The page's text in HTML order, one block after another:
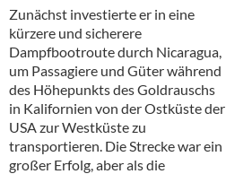
Öle & Küchenartikel
Kaffee
Barzubehör
Equipment
Verpackung
Zunächst investierte er in eine
kürzere und sicherere
Dampfbootroute durch Nicaragua,
um Passagiere und Güter während
des Höhepunkts des Goldrauschs
in Kalifornien von der Ostküste der
USA zur Westküste zu
transportieren. Die Strecke war ein
großer Erfolg, aber als die